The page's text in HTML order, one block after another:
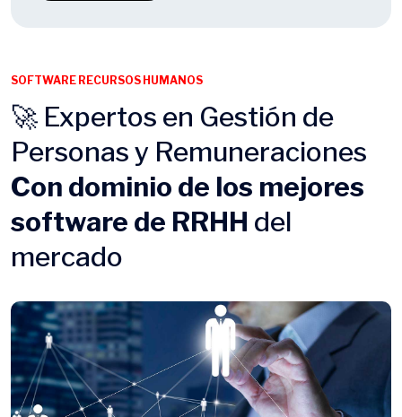
SOFTWARE RECURSOS HUMANOS
🚀 Expertos en Gestión de
Personas y Remuneraciones
Con dominio de los mejores
software de RRHH del
mercado